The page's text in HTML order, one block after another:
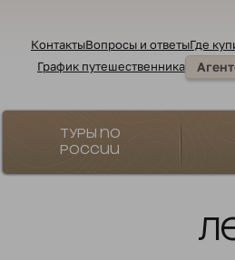
КонтактыВопросы и ответыГде
График путешественника
Туры по
России